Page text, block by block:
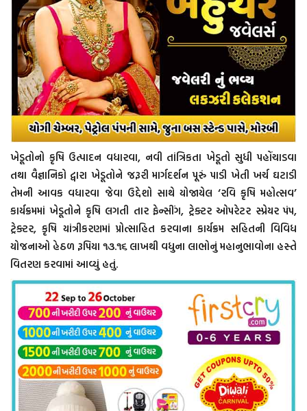
ખેડૂતોનો કૃષિ ઉત્પાદન વધારવા, નવી તાંત્રિકતા ખેડૂતો સુધી પહોંચાડવા
તથા વૈજ્ઞાનિકો દ્વારા ખેડૂતોને જરૂરી માર્ગદર્શન પૂરું પાડી ખેતી ખર્ચ ઘટાડી
તેમની આવક વધારવા જેવા ઉદ્દેશો સાથે યોજાયેલ ‘રવિ કૃષિ મહોત્સવ’
કાર્યક્રમમાં ખેડૂતોને કૃષિ લગતી તાર ફેન્સીંગ, ટ્રેક્ટર ઓપરેટર સ્પ્રેયર પંપ,
ટ્રેક્ટર, કૃષિ યાંત્રીકરણમાં પ્રોત્સાહિત કરવાના કાર્યક્રમ સહિતની વિવિધ
યોજનાઓ હેઠળ રૂપિયા ૧૩.૧૬ લાખથી વધુના લાભોનું મહાનુભાવોના હસ્તે
વિતરણ કરવામાં આવ્યું હતું.